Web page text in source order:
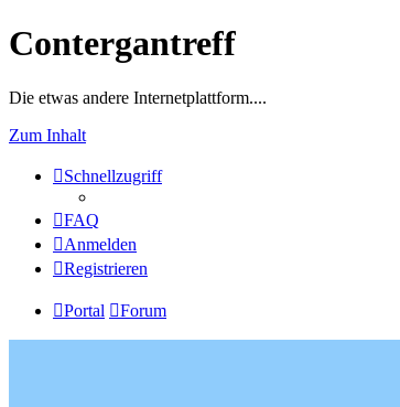
Contergantreff
Die etwas andere Internetplattform....
Zum Inhalt
Schnellzugriff
FAQ
Anmelden
Registrieren
Portal Forum